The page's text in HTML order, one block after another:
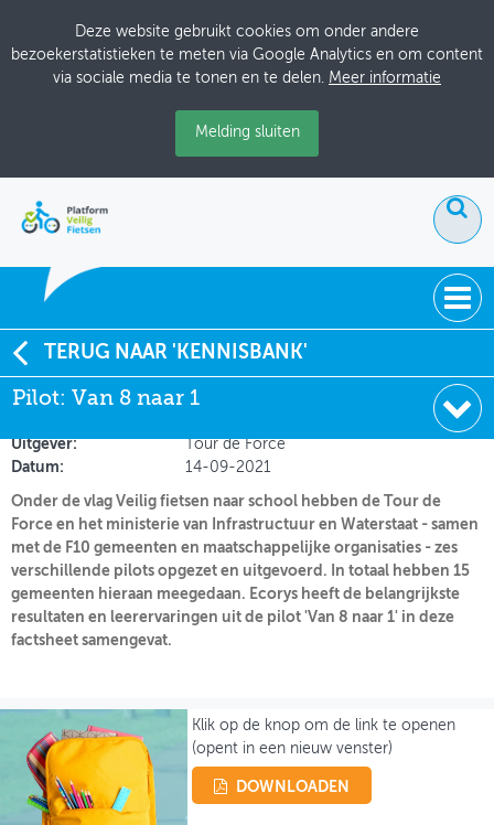
Deze website gebruikt cookies om onder andere
bezoekerstatistieken te meten via Google Analytics en om content
via sociale media te tonen en te delen. Meer informatie
Melding sluiten
ACTUEEL
DOSSIERS
BIJEENKOMSTEN
ONTWERPERSCAFÉ
INLOGGEN
TERUG NAAR 'KENNISBANK'
Pilot: Van 8 naar 1
Pilot: Van 8 naar 1
Uitgever:
Tour de Force
Datum:
14-09-2021
Onder de vlag Veilig fietsen naar school hebben de Tour de
Force en het ministerie van Infrastructuur en Waterstaat - samen
met de F10 gemeenten en maatschappelijke organisaties - zes
verschillende pilots opgezet en uitgevoerd. In totaal hebben 15
gemeenten hieraan meegedaan. Ecorys heeft de belangrijkste
resultaten en leerervaringen uit de pilot 'Van 8 naar 1' in deze
factsheet samengevat.
Klik op de knop om de link te openen
(opent in een nieuw venster)
DOWNLOADEN